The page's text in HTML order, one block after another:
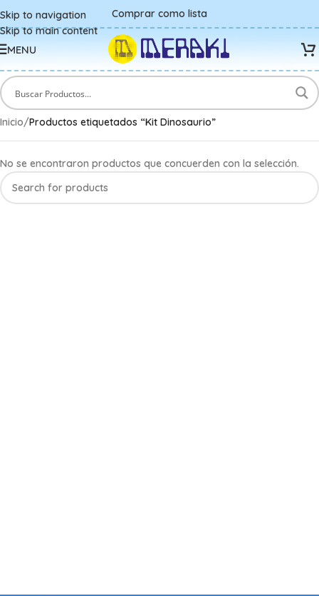
Skip to navigation
Skip to main content
Comprar como lista
MENU
Inicio/Productos etiquetados “Kit Dinosaurio”
No se encontraron productos que concuerden con la selección.